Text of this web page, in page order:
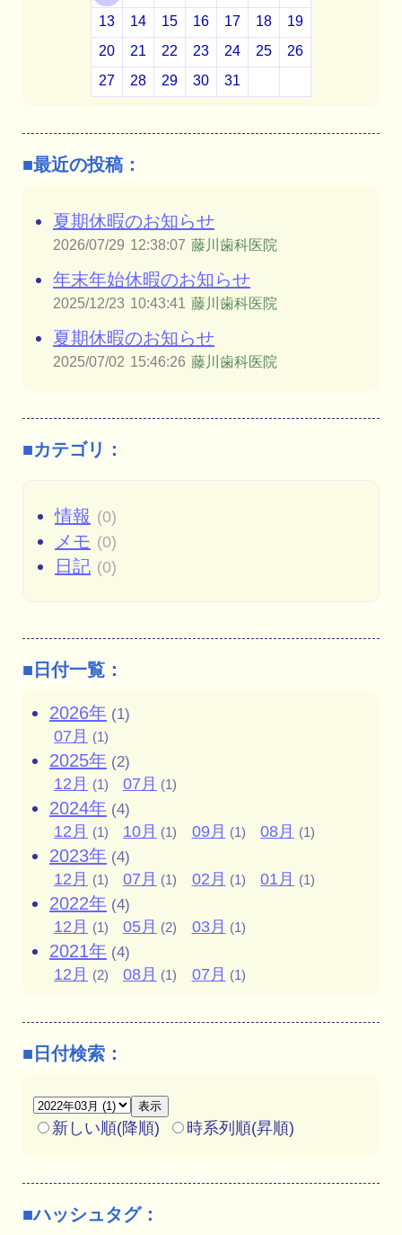
13
14 15 16 17 18
19
20
21 22 23 24 25
26
27
28 29 30 31
■最近の投稿：
夏期休暇のお知らせ
2026/07/29 12:38:07 藤川歯科医院
年末年始休暇のお知らせ
2025/12/23 10:43:41 藤川歯科医院
夏期休暇のお知らせ
2025/07/02 15:46:26 藤川歯科医院
■カテゴリ：
情報 (0)
メモ (0)
日記 (0)
■日付一覧：
2026年 (1)
07月 (1)
2025年 (2)
12月 (1) 07月 (1)
2024年 (4)
12月 (1) 10月 (1) 09月 (1) 08月 (1)
2023年 (4)
12月 (1) 07月 (1) 02月 (1) 01月 (1)
2022年 (4)
12月 (1) 05月 (2) 03月 (1)
2021年 (4)
12月 (2) 08月 (1) 07月 (1)
■日付検索：
新しい順(降順) 時系列順(昇順)
■ハッシュタグ：